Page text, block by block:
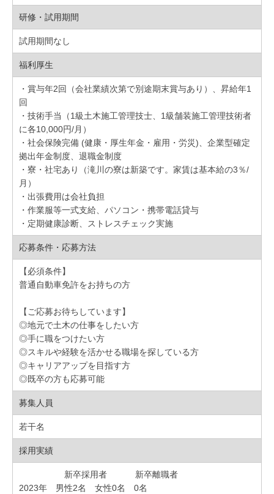
研修・試用期間
試用期間なし
福利厚生
・賞与年2回（会社業績次第で別途期末賞与あり）、昇給年1
回
・技術手当（1級土木施工管理技士、1級舗装施工管理技術者
に各10,000円/月）
・社会保険完備 (健康・厚生年金・雇用・労災)、企業型確定
拠出年金制度、退職金制度
・寮・社宅あり（滝川の寮は新築です。家賃は基本給の3％/
月）
・出張費用は会社負担
・作業服等一式支給、パソコン・携帯電話貸与
・定期健康診断、ストレスチェック実施
応募条件・応募方法
【必須条件】
普通自動車免許をお持ちの方
【ご応募お待ちしています】
◎地元で土木の仕事をしたい方
◎手に職をつけたい方
◎スキルや経験を活かせる職場を探している方
◎キャリアアップを目指す方
◎既卒の方も応募可能
募集人員
若干名
採用実績
新卒採用者 新卒離職者
2023年 男性2名 女性0名 0名